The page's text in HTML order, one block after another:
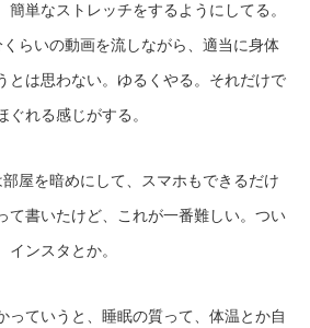
簡単なストレッチをするようにしてる。
らいの動画を流しながら、適当に身体
とは思わない。ゆるくやる。それだけで
ぐれる感じがする。
屋を暗めにして、スマホもできるだけ
て書いたけど、これが一番難しい。つい
ンスタとか。
っていうと、睡眠の質って、体温とか自